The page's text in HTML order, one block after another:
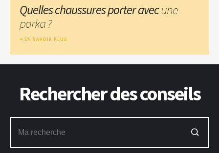
Quelles chaussures porter avecune
parka ?
EN SAVOIR PLUS
Rechercher des conseils